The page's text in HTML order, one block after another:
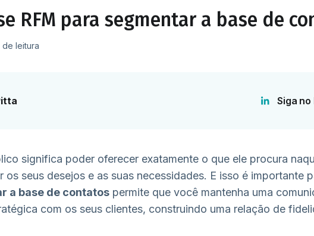
RFM para segmentar a base de
de leitura
Siga no
significa poder oferecer exatamente o que ele procura
os seus desejos e as suas necessidades. E isso é importante
a base de contatospermite que você mantenha uma
com os seus clientes, construindo uma relação de